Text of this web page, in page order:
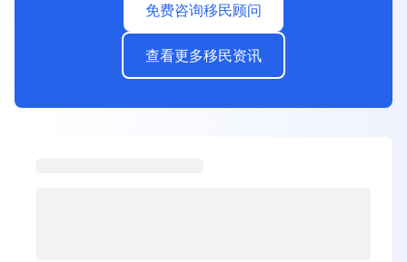
免费咨询移民顾问
查看更多移民资讯